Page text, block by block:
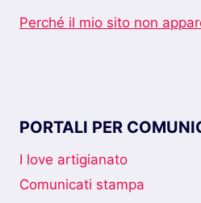
Perché il mio sito non
PORTALI PER
I love artigianato
Comunicati stampa